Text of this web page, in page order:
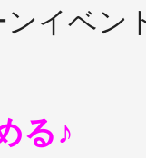
イベン
る♪